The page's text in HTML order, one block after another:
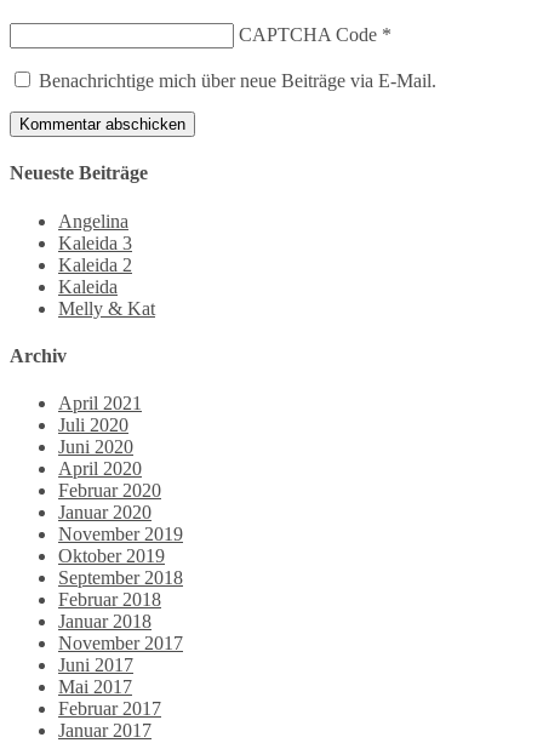
CAPTCHA Code *
Benachrichtige mich über neue Beiträge via E-Mail.
Neueste Beiträge
Angelina
Kaleida 3
Kaleida 2
Kaleida
Melly & Kat
Archiv
April 2021
Juli 2020
Juni 2020
April 2020
Februar 2020
Januar 2020
November 2019
Oktober 2019
September 2018
Februar 2018
Januar 2018
November 2017
Juni 2017
Mai 2017
Februar 2017
Januar 2017